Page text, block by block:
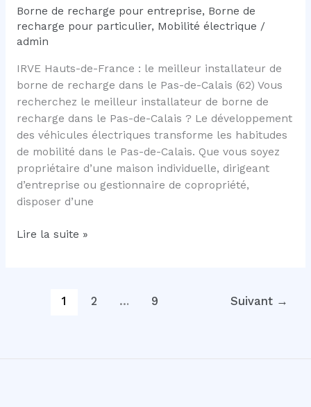
Borne de recharge pour entreprise, Borne de
recharge pour particulier, Mobilité électrique /
admin
IRVE Hauts-de-France : le meilleur installateur de
borne de recharge dans le Pas-de-Calais (62) Vous
recherchez le meilleur installateur de borne de
recharge dans le Pas-de-Calais ? Le développement
des véhicules électriques transforme les habitudes
de mobilité dans le Pas-de-Calais. Que vous soyez
propriétaire d’une maison individuelle, dirigeant
d’entreprise ou gestionnaire de copropriété,
disposer d’une
IRVE
Lire la suite »
1 2 … 9 Suivant →